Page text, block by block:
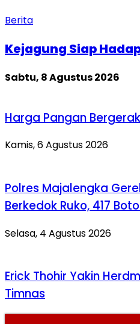
Berita
Kejagung Siap
Sabtu, 8 Agustus 2026
Harga Pangan
Kamis, 6 Agustus 2026
Polres Majalengka
Berkedok Ruko, 417
Selasa, 4 Agustus 2026
Erick Thohir Yakin
Timnas